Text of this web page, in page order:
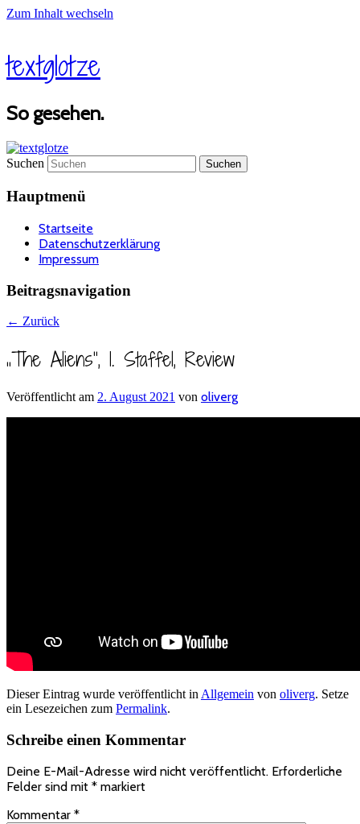
Zum Inhalt wechseln
textglotze
So gesehen.
Suchen
Hauptmenü
Startseite
Datenschutzerklärung
Impressum
Beitragsnavigation
← Zurück
„The Aliens“, 1. Staffel, Review
Veröffentlicht am 2. August 2021 von oliverg
Dieser Eintrag wurde veröffentlicht in Allgemein von oliverg. Setze
ein Lesezeichen zum Permalink.
Schreibe einen Kommentar
Deine E-Mail-Adresse wird nicht veröffentlicht. Erforderliche
Felder sind mit * markiert
Kommentar *